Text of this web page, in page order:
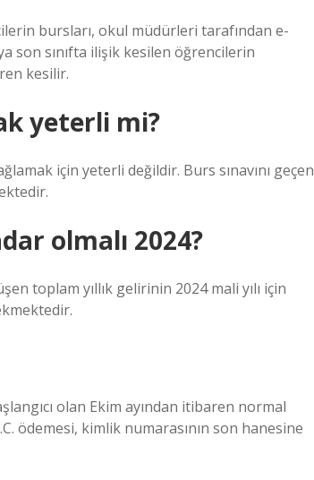
bursları, okul müdürleri tarafından e-
son sınıfta ilişik kesilen öğrencilerin
kesilir.
yeterli mi?
için yeterli değildir. Burs sınavını geçen
olmalı 2024?
toplam yıllık gelirinin 2024 mali yılı için
olan Ekim ayından itibaren normal
ödemesi, kimlik numarasının son hanesine